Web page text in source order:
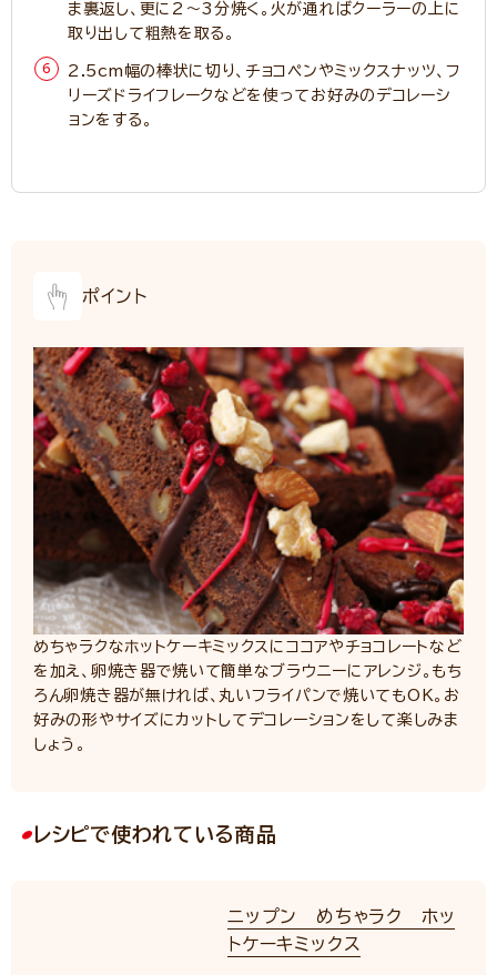
ま裏返し、更に2～3分焼く。火が通ればクーラーの上に
取り出して粗熱を取る。
2.5cm幅の棒状に切り、チョコペンやミックスナッツ、フ
リーズドライフレークなどを使ってお好みのデコレーシ
ョンをする。
ポイント
めちゃラクなホットケーキミックスにココアやチョコレートなど
を加え、卵焼き器で焼いて簡単なブラウニーにアレンジ。もち
ろん卵焼き器が無ければ、丸いフライパンで焼いてもOK。お
好みの形やサイズにカットしてデコレーションをして楽しみま
しょう。
レシピで使われている商品
ニップン めちゃラク ホッ
トケーキミックス